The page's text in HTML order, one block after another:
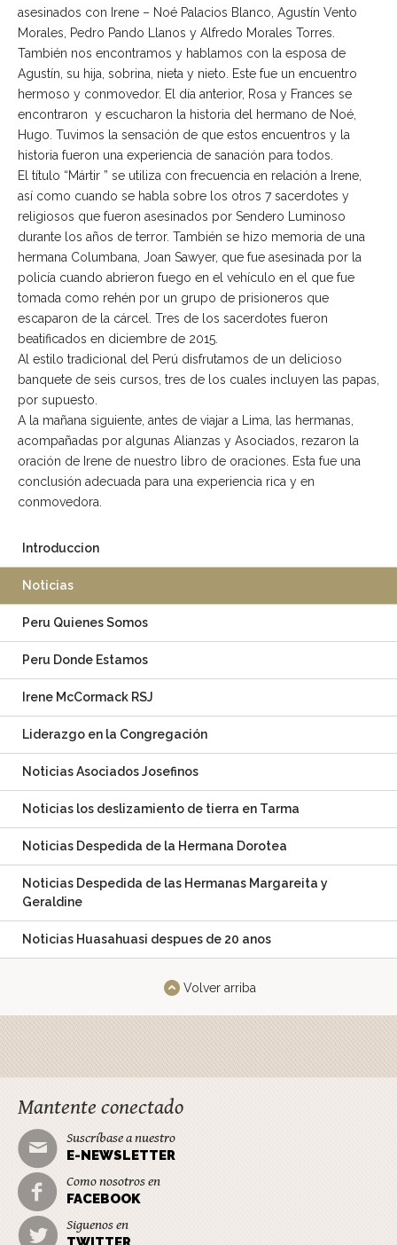
asesinados con Irene – Noé Palacios Blanco, Agustín Vento
Morales, Pedro Pando Llanos y Alfredo Morales Torres.
También nos encontramos y hablamos con la esposa de
Agustín, su hija, sobrina, nieta y nieto. Este fue un encuentro
hermoso y conmovedor. El día anterior, Rosa y Frances se
encontraron y escucharon la historia del hermano de Noé,
Hugo. Tuvimos la sensación de que estos encuentros y la
historia fueron una experiencia de sanación para todos.
El título “Mártir ” se utiliza con frecuencia en relación a Irene,
así como cuando se habla sobre los otros 7 sacerdotes y
religiosos que fueron asesinados por Sendero Luminoso
durante los años de terror. También se hizo memoria de una
hermana Columbana, Joan Sawyer, que fue asesinada por la
policía cuando abrieron fuego en el vehículo en el que fue
tomada como rehén por un grupo de prisioneros que
escaparon de la cárcel. Tres de los sacerdotes fueron
beatificados en diciembre de 2015.
Al estilo tradicional del Perú disfrutamos de un delicioso
banquete de seis cursos, tres de los cuales incluyen las papas,
por supuesto.
A la mañana siguiente, antes de viajar a Lima, las hermanas,
acompañadas por algunas Alianzas y Asociados, rezaron la
oración de Irene de nuestro libro de oraciones. Esta fue una
conclusión adecuada para una experiencia rica y en
conmovedora.
Introduccion
Noticias
Peru Quienes Somos
Peru Donde Estamos
Irene McCormack RSJ
Liderazgo en la Congregación
Noticias Asociados Josefinos
Noticias los deslizamiento de tierra en Tarma
Noticias Despedida de la Hermana Dorotea
Noticias Despedida de las Hermanas Margareita y
Geraldine
Noticias Huasahuasi despues de 20 anos
Volver arriba
Mantente conectado
Suscríbase a nuestro
E-NEWSLETTER
Como nosotros en
FACEBOOK
Siguenos en